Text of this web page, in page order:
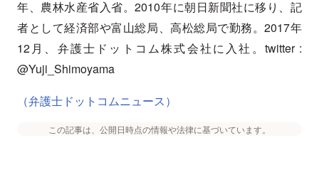
年、農林水産省入省。2010年に朝日新聞社に移り、記
者として経済部や富山総局、高松総局で勤務。2017年
12月、弁護士ドットコム株式会社に入社。twitter :
@Yuji_Shimoyama
（弁護士ドットコムニュース）
この記事は、公開日時点の情報や法律に基づいています。